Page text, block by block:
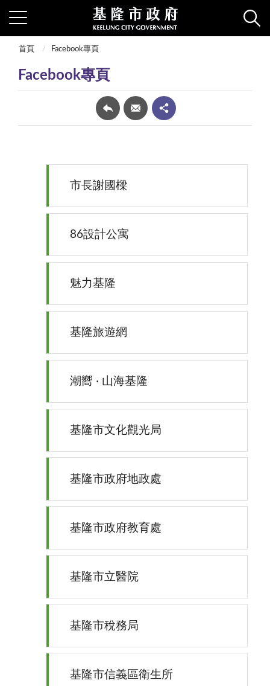
首頁 Facebook專頁
Facebook專頁
市長謝國樑
86設計公寓
魅力基隆
基隆旅遊網
潮嚮 ‧ 山海基隆
基隆市文化觀光局
基隆市政府地政處
基隆市政府教育處
基隆市立醫院
基隆市稅務局
基隆市信義區衛生所